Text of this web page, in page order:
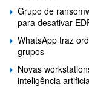
Grupo de
para desativar
WhatsApp traz
grupos
Novas
inteligência